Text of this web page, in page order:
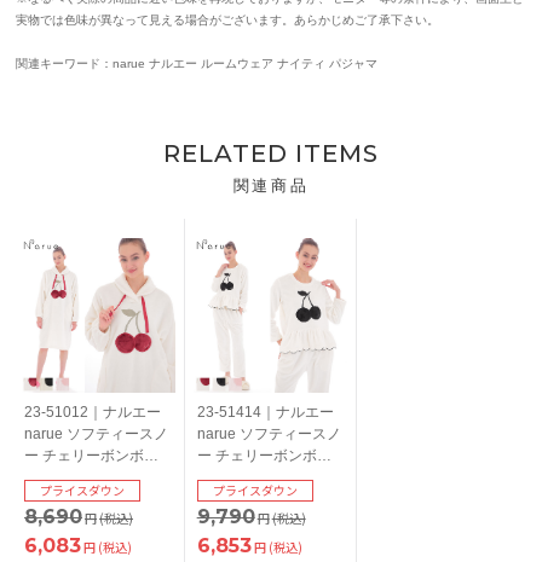
実物では色味が異なって見える場合がございます。あらかじめご了承下さい。
関連キーワード：narue ナルエー ルームウェア ナイティ パジャマ
RELATED ITEMS
関連商品
23-51012｜ナルエー
narue ソフティースノ
ー チェリーボンボン
ルームウェア ワンピ
ース M-L
8,690円(税込)
プライスダウン
6,083円 (税込)
23-51414｜ナルエー
narue ソフティースノ
ー チェリーボンボン
ルームウェア 上下セ
ット ペプラム M-L
9,790円(税込)
プライスダウン
6,853円 (税込)